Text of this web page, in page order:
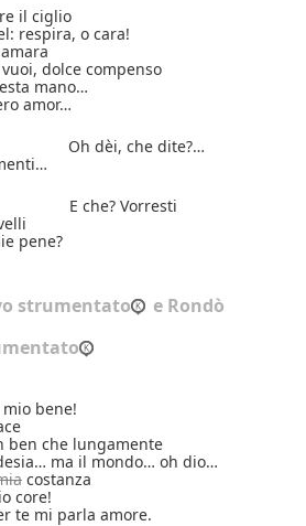
il ciglio
respira, o cara!
dolce compenso
mano…
amor…
Oh dèi, che dite?…
E che? Vorresti
pene?
strumentato
e Rondò
bene!
ben che lungamente
ma il mondo… oh dio…
costanza
core!
te mi parla amore.